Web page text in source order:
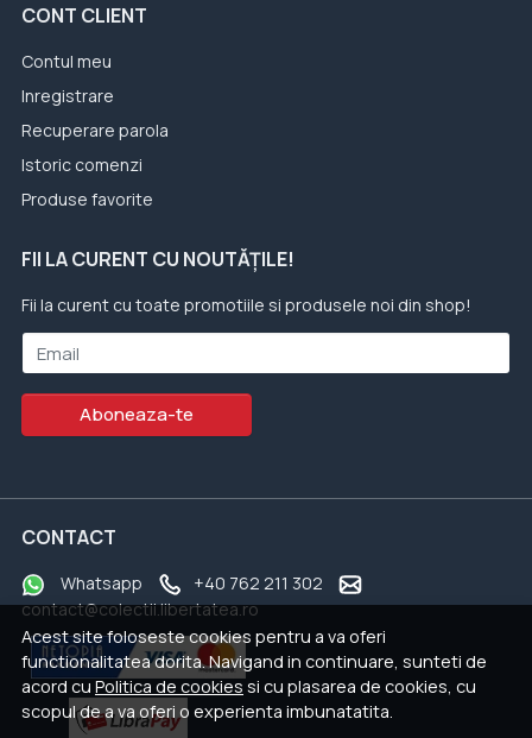
Acest site foloseste cookies pentru a va oferi
functionalitatea dorita. Navigand in continuare, sunteti de
acord cuPolitica de cookiessi cu plasarea de cookies, cu
scopul de a va oferi o experienta imbunatatita.
CONT CLIENT
Contul meu
Inregistrare
Recuperare parola
Istoric comenzi
Produse favorite
FII LA CURENT CU NOUTĂȚILE!
Fii la curent cu toate promotiile si produsele noi din shop!
Email
Aboneaza-te
CONTACT
Whatsapp
+40 762 211 302
contact@colectii.libertatea.ro